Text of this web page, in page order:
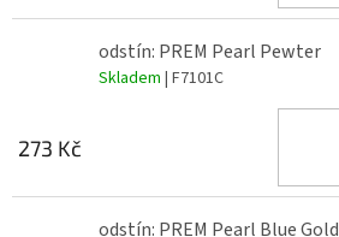
odstín: PREM Pearl Pewter
Skladem | F7101C
273 Kč
odstín: PREM Pearl Blue Gold